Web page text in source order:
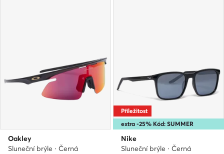
Oakley
Sluneční brýle · Černá
extra -25% Kód: SUMMER
Příležitost
Nike
Sluneční brýle · Černá